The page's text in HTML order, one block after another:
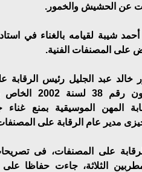
عن الحشيش والخمور.
شيبة لقيامه بالغناء في
على المصنفات الفنية.
خالد عبد الجليل رئيس الرقابة
الفنية لضبط الخارجين عن
المهن الموسيقية بمنع
مدير عام الرقابة على
على المصنفات، فى
الثلاثة، جاءت حفاظا على